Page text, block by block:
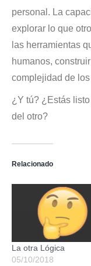
personal. La
explorar lo que
las herramientas
humanos,
complejidad de
¿Y tú? ¿Estás
del otro?
Relacionado
La otra Lógica
05/10/2018